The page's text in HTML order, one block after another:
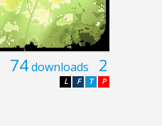
74downloads 2
P
T
F
L